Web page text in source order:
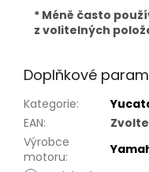
* Méně často
z volitelných
Doplňkové
Kategorie:
EAN:
Výrobce
motoru: